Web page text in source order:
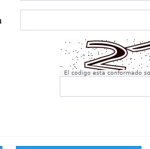
El codigo esta conformado